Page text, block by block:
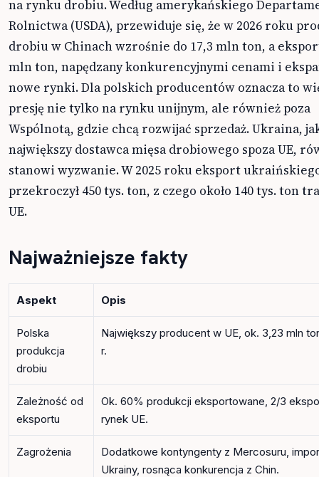
na rynku drobiu. Według amerykańskiego
Rolnictwa (USDA), przewiduje się, że w 2026 roku
drobiu w Chinach wzrośnie do 17,3 mln ton, a
mln ton, napędzany konkurencyjnymi cenami i
nowe rynki. Dla polskich producentów oznacza to
presję nie tylko na rynku unijnym, ale również poza
Wspólnotą, gdzie chcą rozwijać sprzedaż. Ukraina,
największy dostawca mięsa drobiowego spoza UE,
stanowi wyzwanie. W 2025 roku eksport
przekroczył 450 tys. ton, z czego około 140 tys. ton
UE.
Najważniejsze fakty
Aspekt Opis
Polska
produkcja
drobiu
Największy producent w UE, ok. 3,23 mln
r.
Zależność od
eksportu
Ok. 60% produkcji eksportowane, 2/3
rynek UE.
Zagrożenia
Dodatkowe kontyngenty z Mercosuru,
Ukrainy, rosnąca konkurencja z Chin.